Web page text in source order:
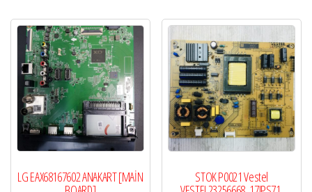
LG EAX68167602 ANAKART [MAİN STOK P0021 Vestel